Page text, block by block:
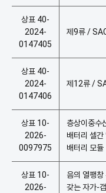
상표 40-
2024-
0147405
제9류 /
상표 40-
2024-
0147406
제12류 /
상표 10-
2026-
0097975
층상이중수
배터리 셀
배터리 모듈
상표 10-
2026-
음의 열팽
갖는 자가-